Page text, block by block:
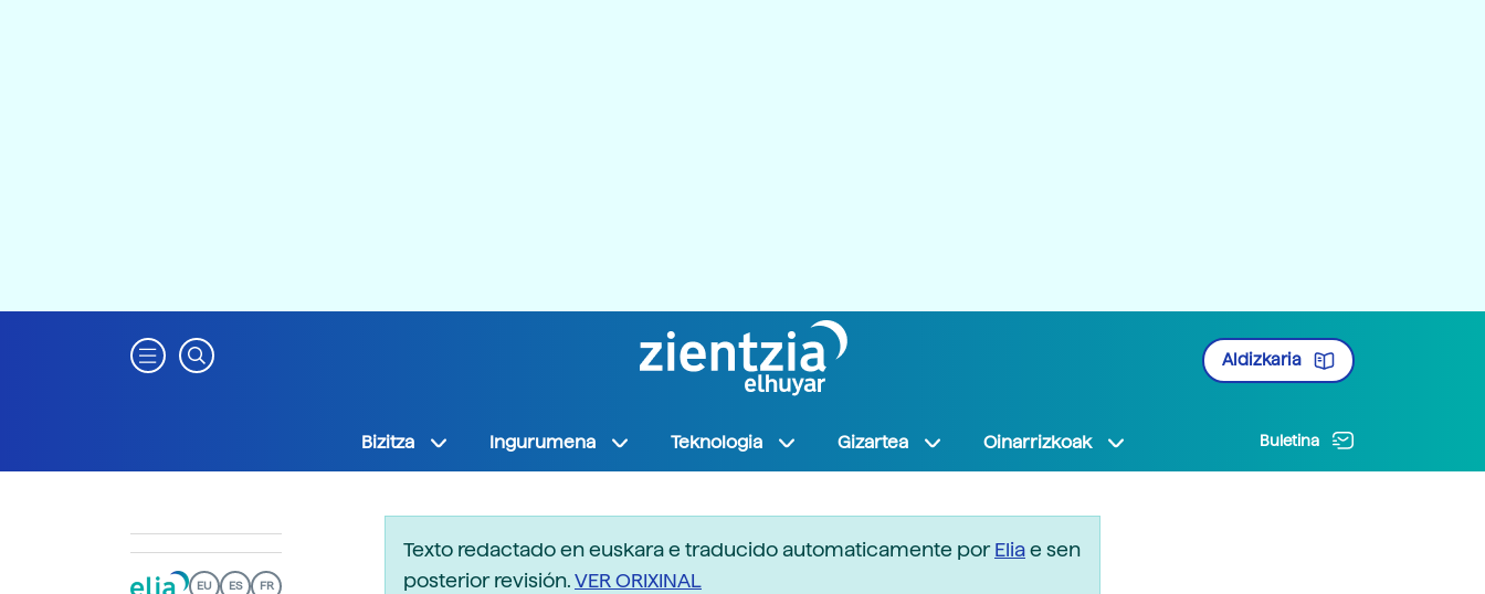
Aldizkaria
Bizitza Ingurumena Teknologia Gizartea Oinarrizkoak Buletina
EU ES FR
Texto redactado en euskara e traducido automaticamente porEliae sen
posterior revisión.VER ORIXINAL